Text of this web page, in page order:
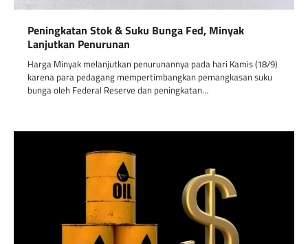
Peningkatan Stok & Suku Bunga Fed, Minyak
Lanjutkan Penurunan
Harga Minyak melanjutkan penurunannya pada hari Kamis (18/9)
karena para pedagang mempertimbangkan pemangkasan suku
bunga oleh Federal Reserve dan peningkatan…